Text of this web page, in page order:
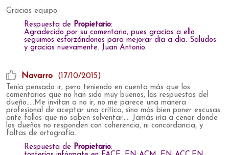
Gracias equipo.
Respuesta de Propietario:
Agradecido por su comentario, pues gracias a ello
seguimos esforzándonos para mejorar día a día. Saludos
y gracias nuevamente. Juan Antonio.
Navarro (17/10/2015)
Tenía pensado ir, pero teniendo en cuenta más que los
comentarios que no han sido muy buenos, las respuestas del
dueño.....Me invitan a no ir, no me parece una manera
profesional de aceptar una crítica, sino más bien poner excusas
ante fallos que no saben solventar..... Jamás iría a cenar donde
los dueños no responden con coherencia, ni concordancia, y
faltas de ortografía.
Respuesta de Propietario: